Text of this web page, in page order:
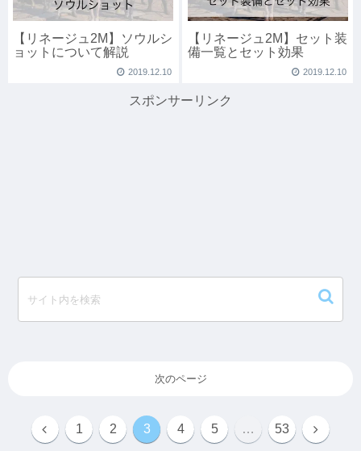
【リネージュ2M】ソウルシ
ョットについて解説
2019.12.10
【リネージュ2M】セット装
備一覧とセット効果
2019.12.10
スポンサーリンク
次のページ
1 2 3 4 5 … 53